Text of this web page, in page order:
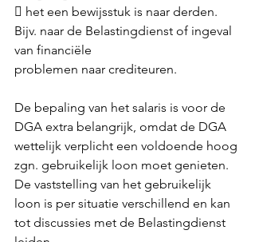
 het een bewijsstuk is naar derden.
Bijv. naar de Belastingdienst of ingeval
van financiële
problemen naar crediteuren.
De bepaling van het salaris is voor de
DGA extra belangrijk, omdat de DGA
wettelijk verplicht een voldoende hoog
zgn. gebruikelijk loon moet genieten.
De vaststelling van het gebruikelijk
loon is per situatie verschillend en kan
tot discussies met de Belastingdienst